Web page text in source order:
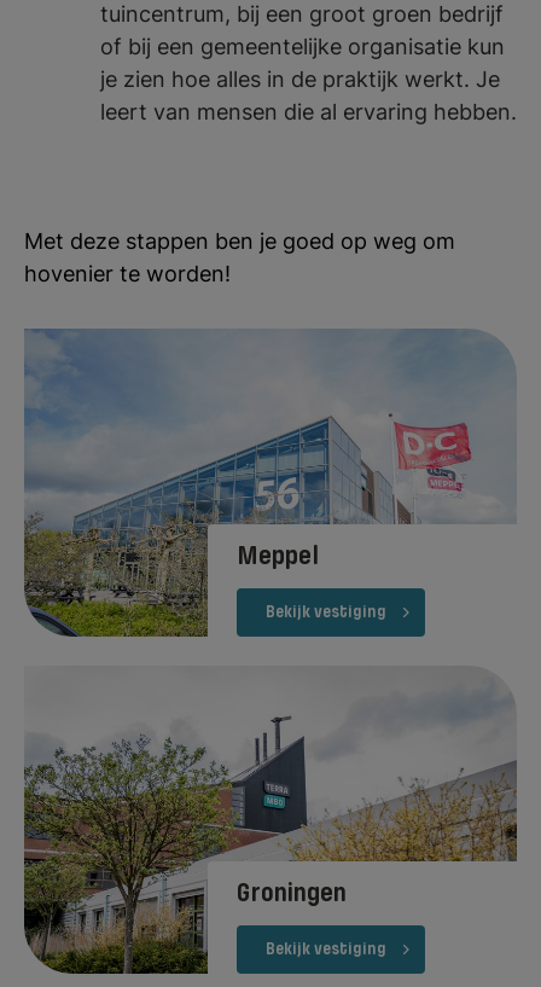
tuincentrum, bij een groot groen bedrijf
of bij een gemeentelijke organisatie kun
je zien hoe alles in de praktijk werkt. Je
leert van mensen die al ervaring hebben.
Met deze stappen ben je goed op weg om
hovenier te worden!
Meppel
Bekijk vestiging
Groningen
Bekijk vestiging